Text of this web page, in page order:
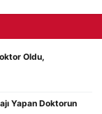
Oldu,
Yapan Doktorun